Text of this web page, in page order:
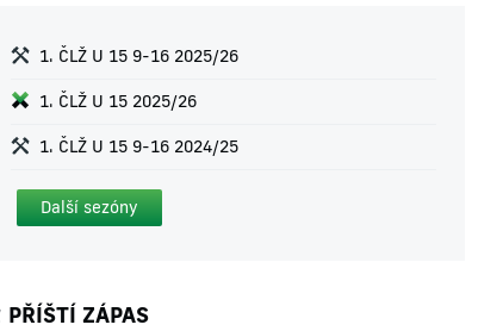
1. ČLŽ U 15 9-16 2025/26
1. ČLŽ U 15 2025/26
1. ČLŽ U 15 9-16 2024/25
Další sezóny
PŘÍŠTÍ ZÁPAS